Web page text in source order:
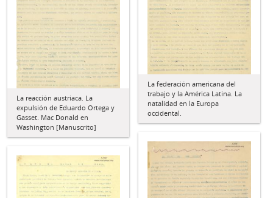
La federación americana del
trabajo y la América Latina. La
natalidad en la Europa
occidental.
La reacción austriaca. La
expulsión de Eduardo Ortega y
Gasset. Mac Donald en
Washington [Manuscrito]